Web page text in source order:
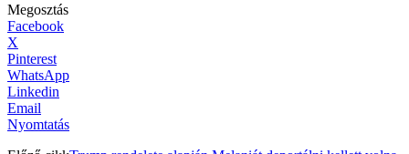
Megosztás
Facebook
X
Pinterest
WhatsApp
Linkedin
Email
Nyomtatás